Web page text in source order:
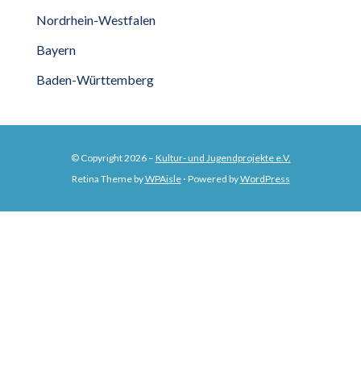
Nordrhein-Westfalen
Bayern
Baden-Württemberg
© Copyright 2026 – Kultur- und Jugendprojekte e.V.
Retina Theme byWPAisle ⋅ Powered byWordPress